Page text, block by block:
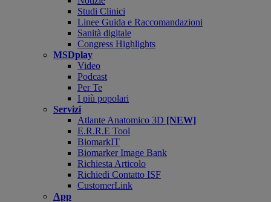
Studi Clinici
Linee Guida e Raccomandazioni
Sanità digitale
Congress Highlights
MSDplay
Video
Podcast
Per Te
I più popolari
Servizi
Atlante Anatomico 3D [NEW]
E.R.R.E Tool
BiomarkIT
Biomarker Image Bank
Richiesta Articolo
Richiedi Contatto ISF
CustomerLink
App